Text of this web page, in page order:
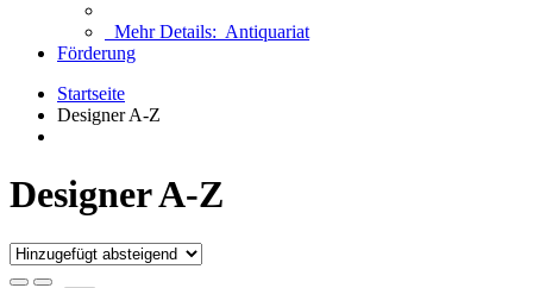
Mehr Details: Antiquariat
Förderung
Startseite
Designer A-Z
Designer A-Z